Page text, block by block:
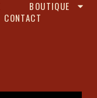
BOUTIQUE
CONTACT